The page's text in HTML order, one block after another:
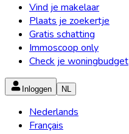
Vind je makelaar
Plaats je zoekertje
Gratis schatting
Immoscoop only
Check je woningbudget
Inloggen NL
Nederlands
Français